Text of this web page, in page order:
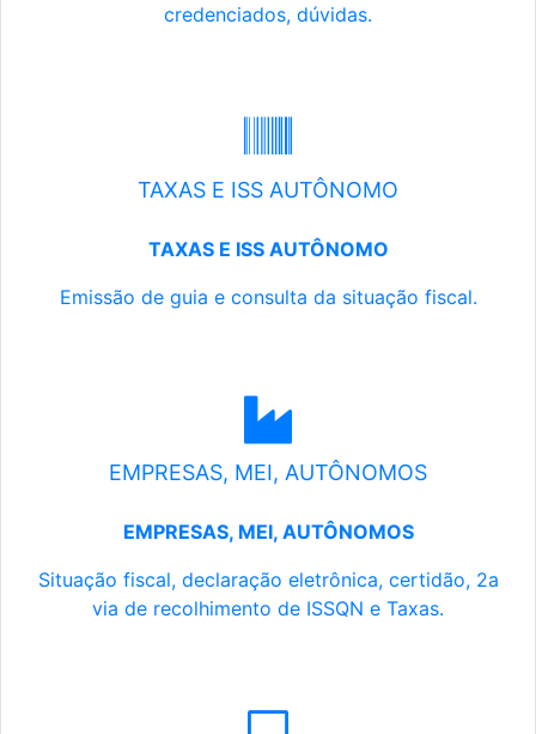
credenciados, dúvidas.
TAXAS E ISS AUTÔNOMO
TAXAS E ISS AUTÔNOMO
Emissão de guia e consulta da situação fiscal.
EMPRESAS, MEI, AUTÔNOMOS
EMPRESAS, MEI, AUTÔNOMOS
Situação fiscal, declaração eletrônica, certidão, 2a
via de recolhimento de ISSQN e Taxas.